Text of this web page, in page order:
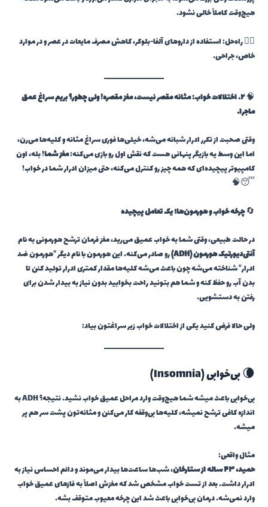
هیچ‌وقت کاملاً خالی نشود.
👨‍⚕️ راه‌حل: استفاده از داروهای آلفا-بلوکر، کاهش مصرف مایعات در عصر و در موارد
خاص، جراحی.
🧠 ۲. اختلالات خواب: مثانه مقصر نیست، مغز مقصره! ولی چطور؟ بریم سراغ عمق
ماجرا…
وقتی صحبت از تکرر ادرار شبانه می‌شه، خیلی‌ها فوری سراغ مثانه و کلیه‌ها می‌رن،
اما این وسط یه بازیگر پنهانی هست که نقش اول رو بازی می‌کنه:مغز شما! بله، اون
کامپیوتر پیچیده‌ای که همه چیز رو کنترل می‌کنه، حتی میزان ادرار شما در خواب!
😴🧠
🔄چرخه خواب و هورمون‌ها؛ یک تعامل پیچیده
در حالت طبیعی، وقتی شما به خواب عمیق می‌رید، مغز فرمان ترشح هورمونی به نام
آنتی‌دیورتیک هورمون (ADH)
رو صادر می‌کنه. این هورمون با نام دیگر “هورمون ضد
ادرار” شناخته می‌شه چون باعث می‌شه کلیه‌ها مقدار کمتری ادرار تولید کنن تا
بدن آب رو حفظ کنه و شما هم بتونید راحت بخوابید بدون نیاز به بیدار شدن برای
رفتن به دستشویی.
ولی حالا فرض کنید یکی از اختلالات خواب زیر سراغتون بیاد:
🌘 بی‌خوابی (Insomnia)
بی‌خوابی باعث میشه شما هیچ‌وقت وارد مراحل عمیق خواب نشید. نتیجه؟ ADH به
اندازه کافی ترشح نمیشه، کلیه‌ها بی‌وقفه کار می‌کنن و مثانه‌تون پشت سر هم پر
میشه.
مثال واقعی:
حمید، ۴۳ ساله از ستارخان
، شب‌ها ساعت‌ها بیدار می‌موند و دائم احساس نیاز به
ادرار داشت. بعد از تست خواب مشخص شد که مغزش اصلاً به فازهای عمیق خواب
وارد نمی‌شه. درمان بی‌خوابی باعث شد این چرخه معیوب متوقف بشه.